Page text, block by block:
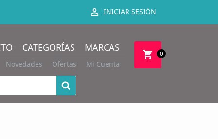
 INICIAR SESIÓN
shopping_cart 0
CATEGORÍAS MARCAS
Novedades Ofertas Mi Cuenta